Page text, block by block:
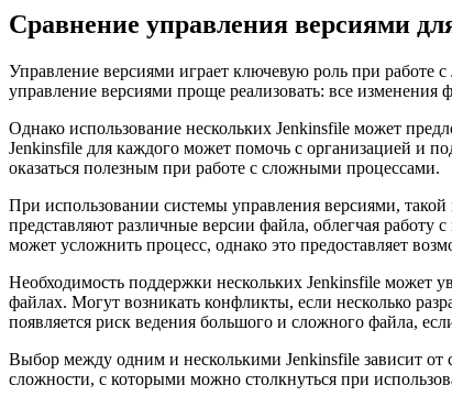
Сравнение управления версиями
Управление версиями играет ключевую роль при работе
управление версиями проще реализовать: все
Однако использование нескольких Jenkinsfile может
Jenkinsfile для каждого может помочь с организацией и
оказаться полезным при работе с сложными процессами.
При использовании системы управления версиями,
представляют различные версии файла, облегчая
может усложнить процесс, однако это предоставляет
Необходимость поддержки нескольких Jenkinsfile может
файлах. Могут возникать конфликты, если несколько
появляется риск ведения большого и сложного файла,
Выбор между одним и несколькими Jenkinsfile зависит от
сложности, с которыми можно столкнуться при